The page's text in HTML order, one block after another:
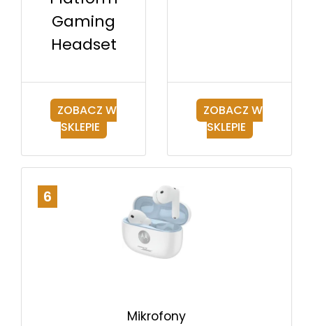
Gaming
Headset
ZOBACZ W
SKLEPIE
ZOBACZ W
SKLEPIE
6
Mikrofony